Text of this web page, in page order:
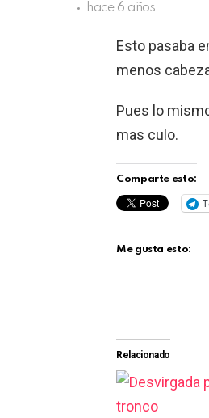
hace 6 años
Esto pasaba
menos
Pues lo
mas culo.
Comparte esto:
Me gusta esto:
Relacionado